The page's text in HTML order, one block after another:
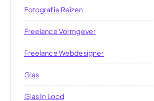
Fotografie Reizen
Freelance Vormgever
Freelance Webdesigner
Glas
Glas In Lood